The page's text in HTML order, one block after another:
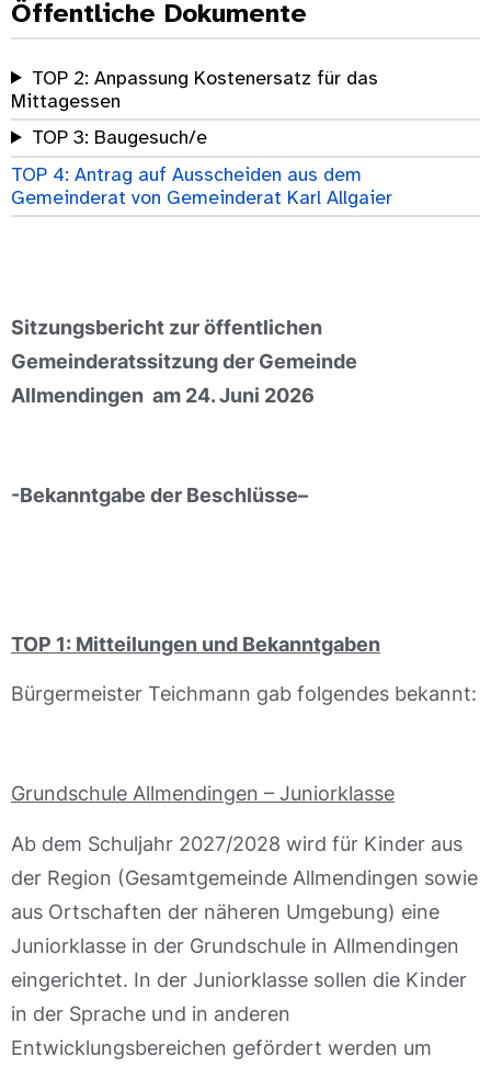
Öffentliche Dokumente
TOP 2: Anpassung Kostenersatz für das
Mittagessen
TOP 3: Baugesuch/e
TOP 4: Antrag auf Ausscheiden aus dem
Gemeinderat von Gemeinderat Karl Allgaier
Sitzungsbericht zur öffentlichen
Gemeinderatssitzung der Gemeinde
Allmendingen am 24. Juni 2026
-Bekanntgabe der Beschlüsse–
TOP 1: Mitteilungen und Bekanntgaben
Bürgermeister Teichmann gab folgendes bekannt:
Grundschule Allmendingen – Juniorklasse
Ab dem Schuljahr 2027/2028 wird für Kinder aus
der Region (Gesamtgemeinde Allmendingen sowie
aus Ortschaften der näheren Umgebung) eine
Juniorklasse in der Grundschule in Allmendingen
eingerichtet. In der Juniorklasse sollen die Kinder
in der Sprache und in anderen
Entwicklungsbereichen gefördert werden um